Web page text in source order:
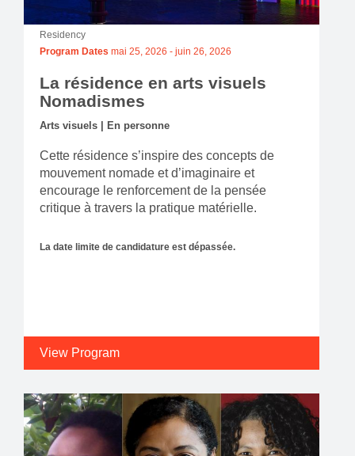
Residency
Program Dates mai 25, 2026 - juin 26, 2026
La résidence en arts visuels
Nomadismes
Arts visuels | En personne
Cette résidence s’inspire des concepts de
mouvement nomade et d’imaginaire et
encourage le renforcement de la pensée
critique à travers la pratique matérielle.
La date limite de candidature est dépassée.
View Program